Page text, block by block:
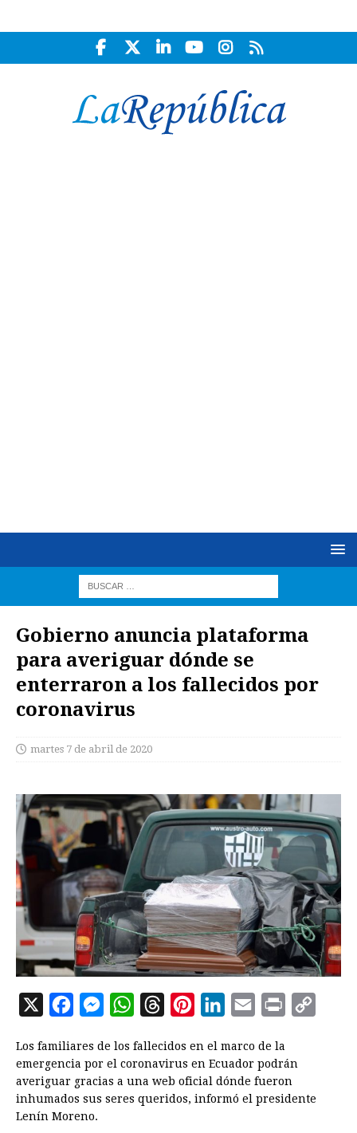
Gobierno anuncia plataforma
para averiguar dónde se
enterraron a los fallecidos por
coronavirus
martes 7 de abril de 2020
X
c
e
b
o
M
s
s
e
W
a
t
s
r
e
a
n
t
e
n
k
e
a
i
l
n
t
Los familiares de los fallecidos en el marco de la
emergencia por el coronavirus en Ecuador podrán
averiguar gracias a una web oficial dónde fueron
inhumados sus seres queridos, informó el presidente
Lenín Moreno.